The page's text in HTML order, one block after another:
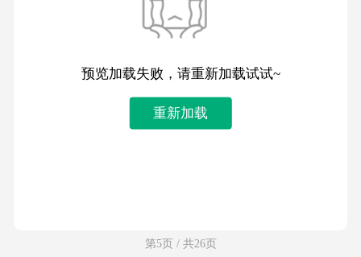
预览加载失败，请重新加载试试~
重新加载
第5页 / 共26页